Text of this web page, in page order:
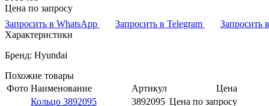
Цена по запросу
Запросить в WhatsApp
Запросить в Telegram
Запросить
Характеристики
Бренд: Hyundai
Похожие товары
Фото Наименование Артикул
Цена
Кольцо 3892095
3892095 Цена по запросу